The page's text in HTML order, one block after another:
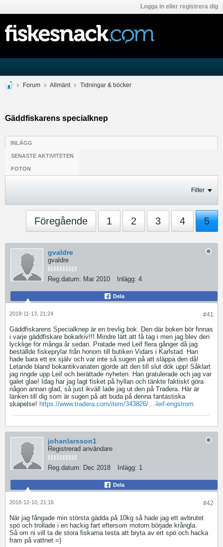
Logga in eller registrera dig
Forum Allmänt Tidningar & böcker
Gäddfiskarens specialknep
INLÄGG
SENASTE AKTIVITETEN
FOTON
Filter
Föregående 1 2 3 4 5
gvaldre
gvaldre
Reg.datum: Mar 2010 Inlägg: 4
Dela
#41
2018-11-13, 21:24
Gäddfiskarens Specialknep är en trevlig bok. Den där boken bör finnas
i varje gäddfiskare bokarkiv!!! Mindre lätt att få tag i men jag blev den
lycklige för många år sedan. Pratade med Leif flera gånger då jag
beställde fiskeprylar från honom till butiken Vidars i Karlstad. Han
hade bara ett ex själv och var inte så sugen på att släppa den då!
Letande bland bokantikvariaten gjorde att den till slut dök upp! Såklart
jag ringde upp Leif och berättade nyheten. Han gratulerade och jag var
galet glae! Idag har jag lagt fisket på hyllan och tänkte faktiskt göra
någon annan glad, så just ikväll lade jag ut den på Tradera. Här är
länken till dig som är sugen på att buda på denna fantastiska
skapelse! https://www.tradera.com/item/343826/...-leif-engstrom
johanlarsson1
Registrerad användare
Reg.datum: Dec 2018 Inlägg: 1
Dela
#42
2018-12-10, 21:16
När jag fångade min största gädda på 10kg så hade jag ett avbrutet
spö och trollade i en hackig fart eftersom motorn började krångla.
Så om ni vill ta de stora fiskarna testa att bryta av ert spö och hacka
fram på vattnet =)